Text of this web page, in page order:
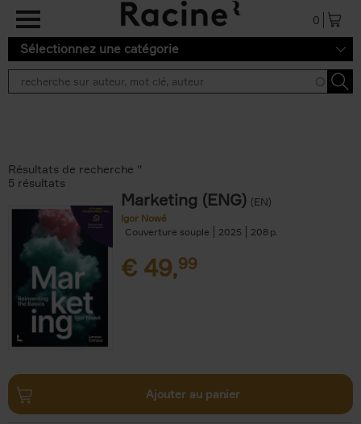
Aller au contenu principal
0
Sélectionnez une catégorie
Résultats de recherche ''
5 résultats
Marketing (ENG) (EN)
Igor Nowé
Couverture souple
2025 208
€ 49,99
Ajouter au panier